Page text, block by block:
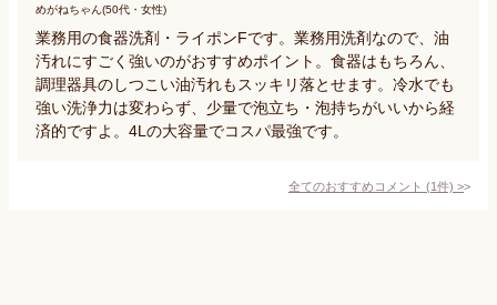
めがねちゃん(50代・女性)
業務用の食器洗剤・ライポンFです。業務用洗剤なので、油
汚れにすごく強いのがおすすめポイント。食器はもちろん、
調理器具のしつこい油汚れもスッキリ落とせます。冷水でも
強い洗浄力は変わらず、少量で泡立ち・泡持ちがいいから経
済的ですよ。4Lの大容量でコスパ最強です。
全てのおすすめコメント (1件) >